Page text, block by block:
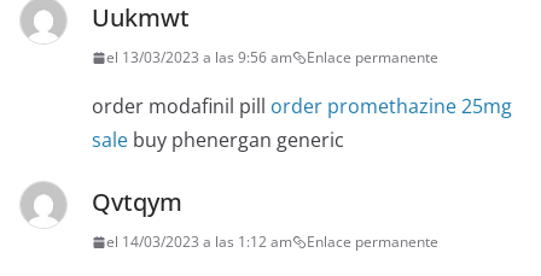
Uukmwt
el 13/03/2023 a las 9:56 am Enlace permanente
order modafinil pill order promethazine 25mg
sale buy phenergan generic
Qvtqym
el 14/03/2023 a las 1:12 am Enlace permanente